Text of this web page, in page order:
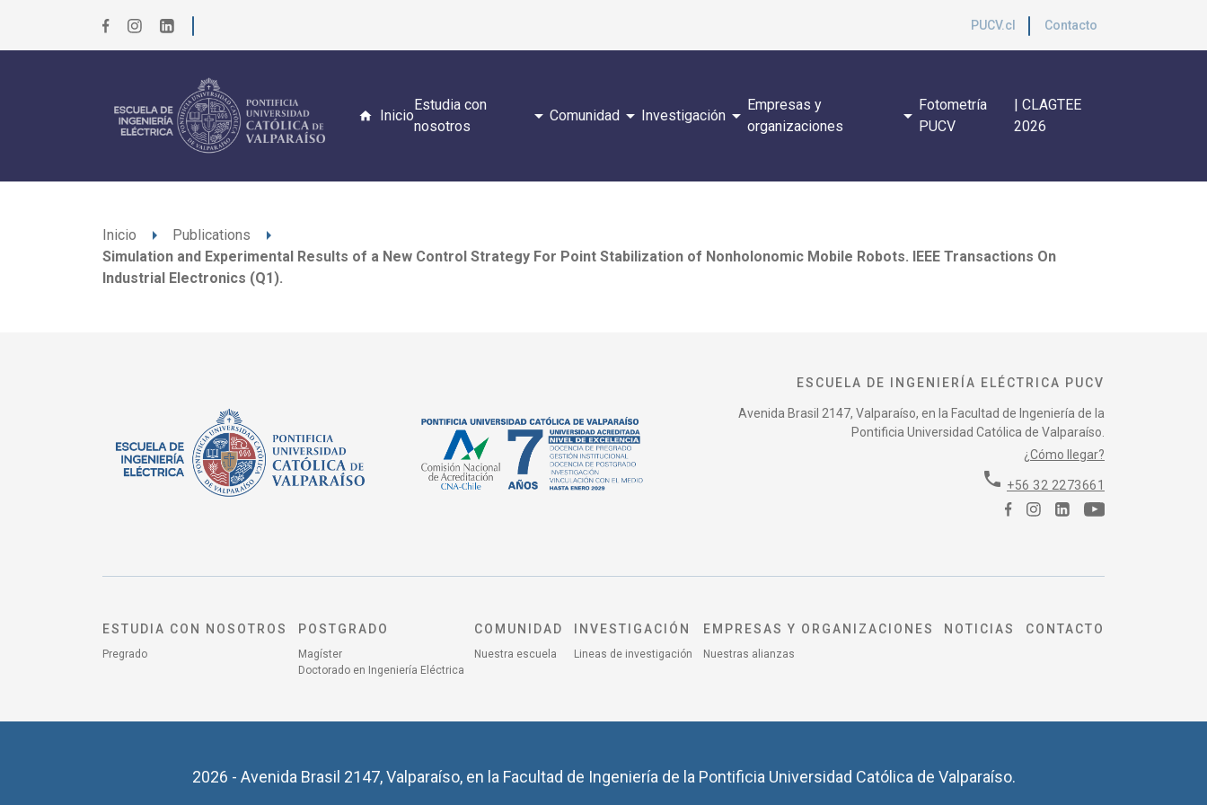
PUCV.cl Contacto
Inicio
Estudia con
nosotros
arrow_drop_down Comunidadarrow_drop_down Investigaciónarrow_drop_down
Empresas y
organizaciones
arrow_drop_down
Fotometría
PUCV
| CLAGTEE
2026
Inicio arrow_right Publications arrow_right
Simulation and Experimental Results of a New Control Strategy For Point Stabilization of Nonholonomic Mobile Robots. IEEE Transactions On
Industrial Electronics (Q1).
ESCUELA DE INGENIERÍA ELÉCTRICA PUCV
Avenida Brasil 2147, Valparaíso, en la Facultad de Ingeniería de la
Pontificia Universidad Católica de Valparaíso.
¿Cómo llegar?
phone +56 32 2273661
ESTUDIA CON NOSOTROS
Pregrado
POSTGRADO
Magíster
Doctorado en Ingeniería Eléctrica
COMUNIDAD
Nuestra escuela
INVESTIGACIÓN
Lineas de investigación
EMPRESAS Y ORGANIZACIONES
Nuestras alianzas
NOTICIAS CONTACTO
2026 - Avenida Brasil 2147, Valparaíso, en la Facultad de Ingeniería de la Pontificia Universidad Católica de Valparaíso.